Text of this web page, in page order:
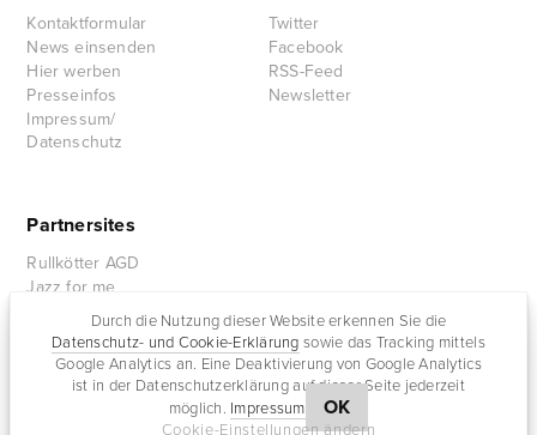
Durch die Nutzung dieser Website erkennen Sie die
Datenschutz- und Cookie-Erklärung sowie das Tracking mittels
Google Analytics an. Eine Deaktivierung von Google Analytics
ist in der Datenschutzerklärung auf dieser Seite jederzeit
möglich. Impressum OK
Cookie-Einstellungen ändern
Kontaktformular
News einsenden
Hier werben
Presseinfos
Impressum/
Datenschutz
Twitter
Facebook
RSS-Feed
Newsletter
Partnersites
Rullkötter AGD
Jazz for me